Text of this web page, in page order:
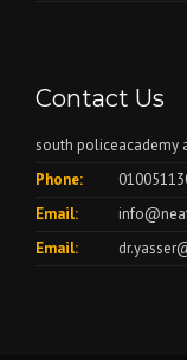
Contact Us
south policeacademy
Phone:
Email:
Email: